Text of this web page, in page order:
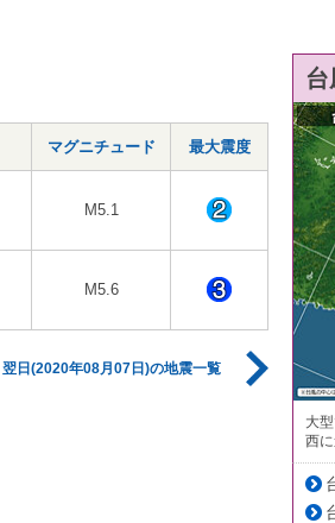
マグニチュード 最大震度
M5.1
M5.6
翌日(2020年08月07日)の地震一覧
大
西